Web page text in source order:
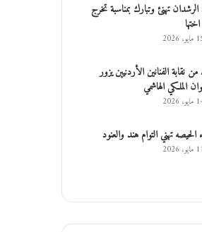
تهنئ وتبارك بمناسبة تخرج
2026
نقابة الفنانين الأردنيين يزور
الملكي الهاشمي
2026
الحيصه تهني التوام هند والعنود
2026